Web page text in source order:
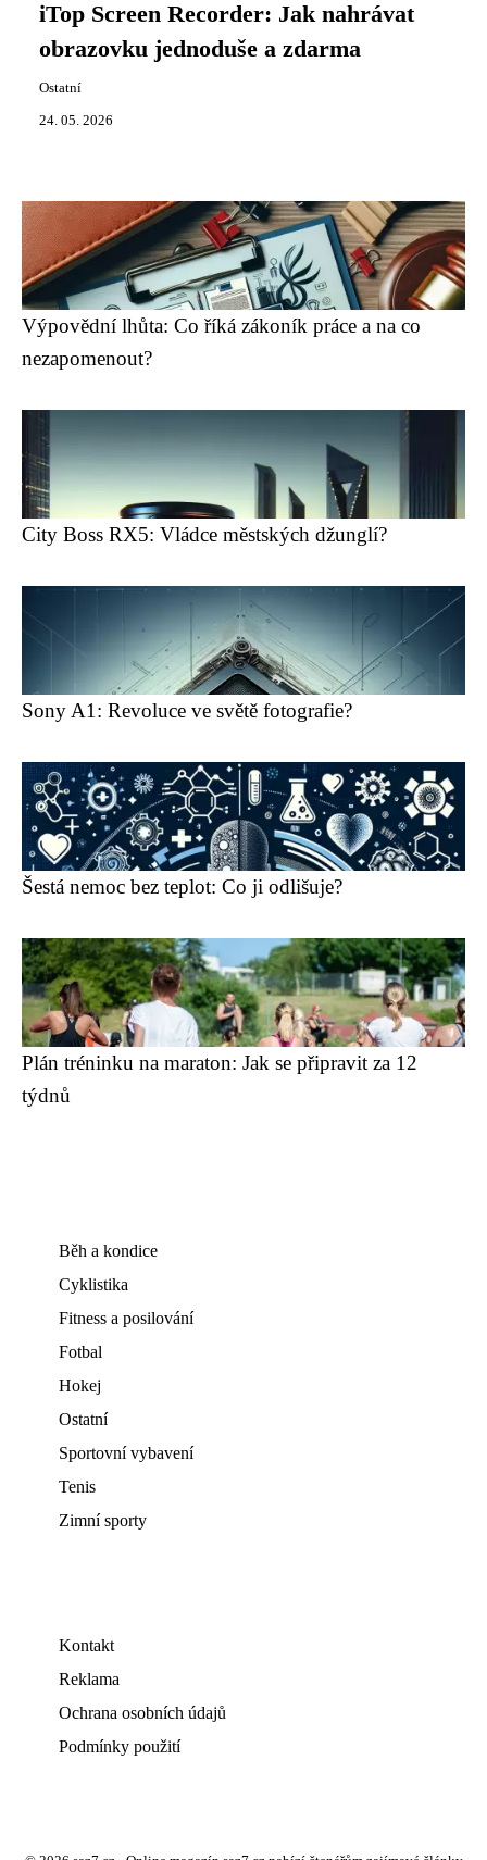
iTop Screen Recorder: Jak nahrávat
obrazovku jednoduše a zdarma
Ostatní
24. 05. 2026
Výpovědní lhůta: Co říká zákoník práce a na co
nezapomenout?
City Boss RX5: Vládce městských džunglí?
Sony A1: Revoluce ve světě fotografie?
Šestá nemoc bez teplot: Co ji odlišuje?
Plán tréninku na maraton: Jak se připravit za 12
týdnů
Běh a kondice
Cyklistika
Fitness a posilování
Fotbal
Hokej
Ostatní
Sportovní vybavení
Tenis
Zimní sporty
Kontakt
Reklama
Ochrana osobních údajů
Podmínky použití